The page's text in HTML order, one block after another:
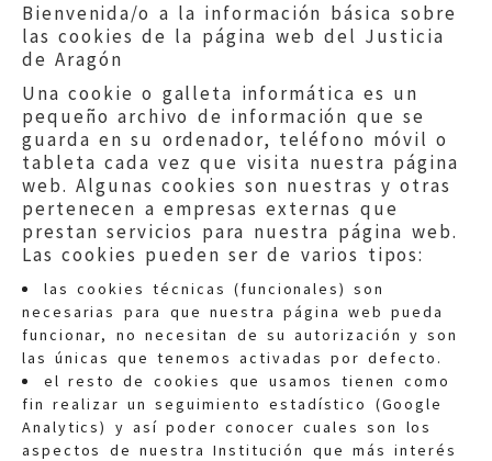
Bienvenida/o a la información básica sobre
las cookies de la página web del Justicia
de Aragón
Una cookie o galleta informática es un
pequeño archivo de información que se
guarda en su ordenador, teléfono móvil o
tableta cada vez que visita nuestra página
web. Algunas cookies son nuestras y otras
pertenecen a empresas externas que
prestan servicios para nuestra página web.
Las cookies pueden ser de varios tipos:
las cookies técnicas (funcionales) son
necesarias para que nuestra página web pueda
funcionar, no necesitan de su autorización y son
las únicas que tenemos activadas por defecto.
el resto de cookies que usamos tienen como
fin realizar un seguimiento estadístico (Google
Analytics) y así poder conocer cuales son los
aspectos de nuestra Institución que más interés
Quejas:quejas@eljusticiadearagon.es
Información general:
informacion@eljusticiadearagon.es